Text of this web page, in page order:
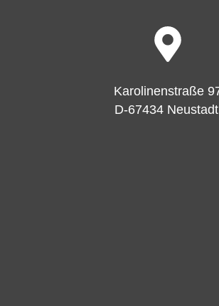
Karolinenstraße
D-67434 Neustadt